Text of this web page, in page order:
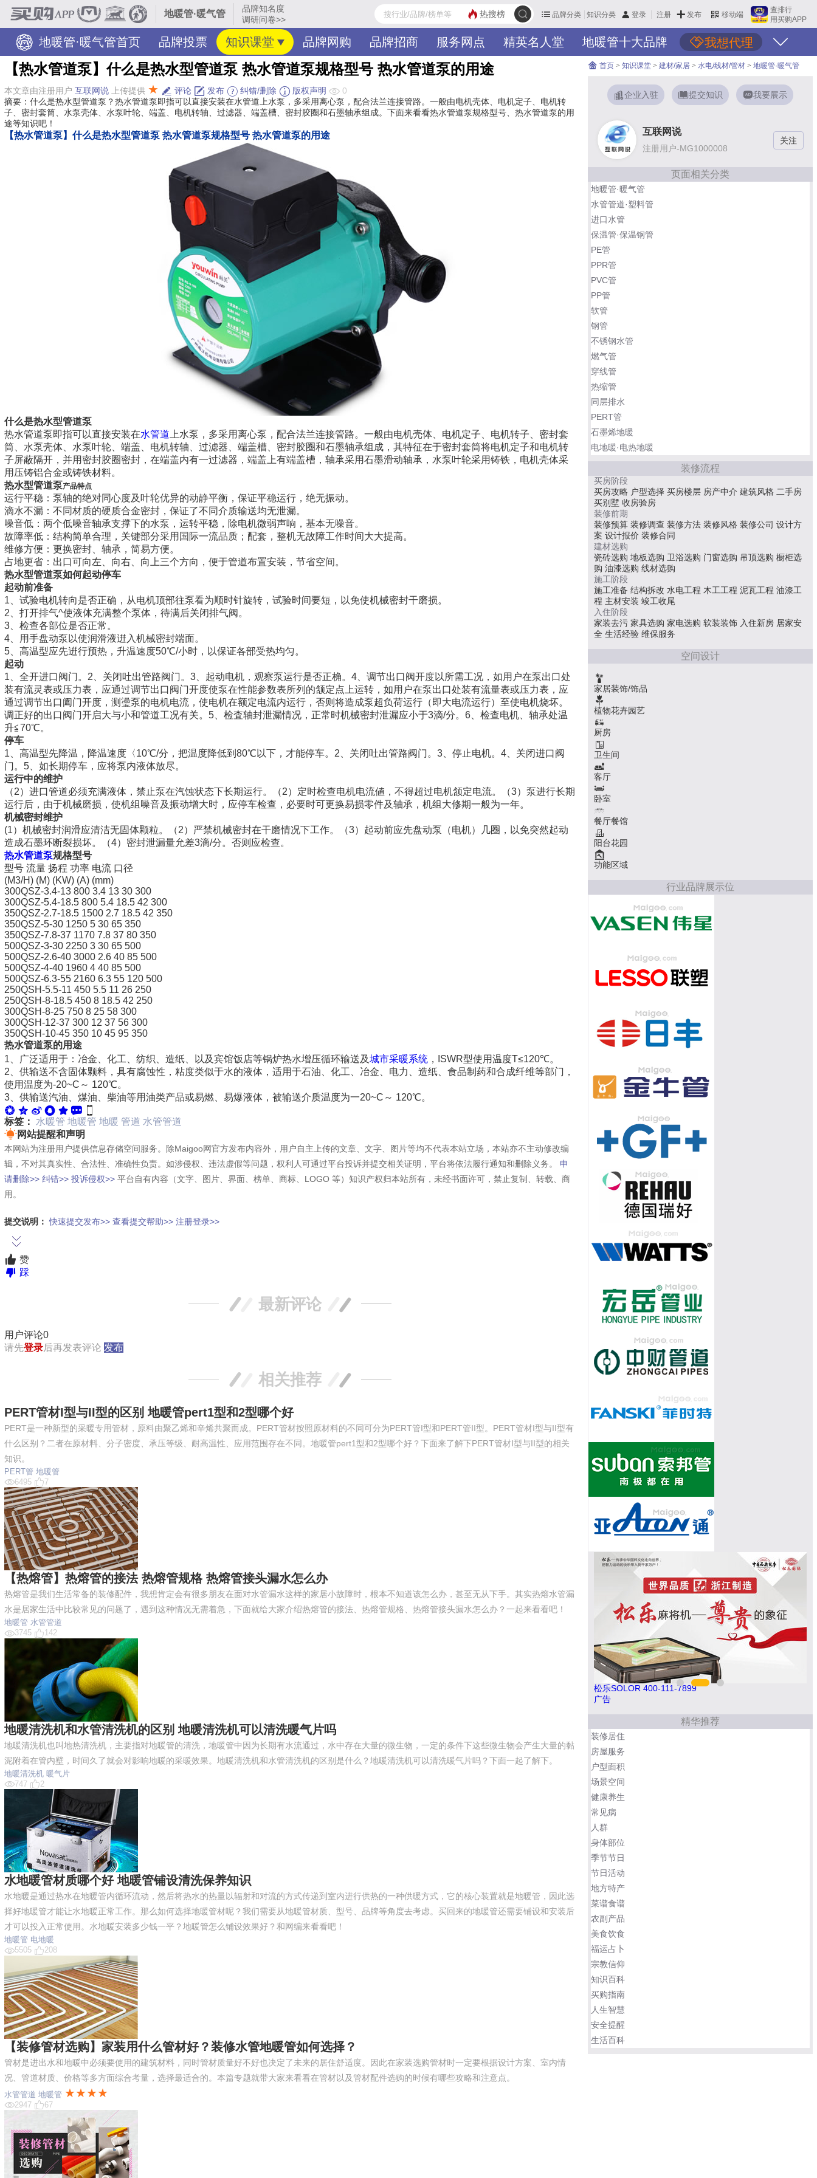
地暖管·暖气管
品牌知名度
调研问卷>>
品牌分类 知识分类 登录 注册 发布 移动端
查排行
用买购APP
热搜榜
地暖管·暖气管首页 品牌投票 知识课堂 品牌网购 品牌招商 服务网点 精英名人堂 我想代理
地暖管十大品牌
【热水管道泵】什么是热水型管道泵 热水管道泵规格型号 热水管道泵的用途
本文章由注册用户 互联网说 上传提供 ★ 评论 发布 纠错/删除 版权声明
0
摘要：什么是热水型管道泵？热水管道泵即指可以直接安装在水管道上水泵，多采用离心泵，配合法兰连接管路。一般由电机壳体、电机定子、电机转
子、密封套筒、水泵壳体、水泵叶轮、端盖、电机转轴、过滤器、端盖槽、密封胶圈和石墨轴承组成。下面来看看热水管道泵规格型号、热水管道泵的用
途等知识吧！
【热水管道泵】什么是热水型管道泵 热水管道泵规格型号 热水管道泵的用途
什么是热水型管道泵
热水管道泵即指可以直接安装在水管道 上水泵，多采用离心泵，配合法兰连接管路。一般由电机壳体、电机定子、电机转子、密封套
筒、水泵壳体、水泵叶轮、端盖、电机转轴、过滤器、端盖槽、密封胶圈和石墨轴承组成，其特征在于密封套筒将电机定子和电机转
子屏蔽隔开，并用密封胶圈密封，在端盖内有一过滤器，端盖上有端盖槽，轴承采用石墨滑动轴承，水泵叶轮采用铸铁，电机壳体采
用压铸铝合金或铸铁材料。
热水型管道泵产品特点
运行平稳：泵轴的绝对同心度及叶轮优异的动静平衡，保证平稳运行，绝无振动。
滴水不漏：不同材质的硬质合金密封，保证了不同介质输送均无泄漏。
噪音低：两个低噪音轴承支撑下的水泵，运转平稳，除电机微弱声响，基本无噪音。
故障率低：结构简单合理，关键部分采用国际一流品质；配套，整机无故障工作时间大大提高。
维修方便：更换密封、轴承，简易方便。
占地更省：出口可向左、向右、向上三个方向，便于管道布置安装，节省空间。
热水型管道泵如何起动停车
起动前准备
1、试验电机转向是否正确，从电机顶部往泵看为顺时针旋转，试验时间要短，以免使机械密封干磨损。
2、打开排气^使液体充满整个泵体，待满后关闭排气阀。
3、检查各部位是否正常。
4、用手盘动泵以使润滑液逬入机械密封端面。
5、高温型应先逬行预热，升温速度50℃/小时，以保证各部受热均匀。
起动
1、全开进口阀门。2、关闭吐出管路阀门。3、起动电机，观察泵运行是否正桷。4、调节出口阀开度以所需工况，如用户在泵出口处
装有流灵表或压力表，应通过调节出口阀门开度使泵在性能参数表所列的颔定点上运转，如用户在泵出口处装有流量表或压力表，应
通过调节出口阖门开度，测璗泵的电机电流，使电机在额定电流内运行，否则将造成泵超负荷运行（即大电流运行）至使电机烧坏。
调正好的出口阀门开启大与小和管道工况有关。5、检査轴封泄漏情况，正常时机械密封泄漏应小于3滴/分。6、检查电机、轴承处温
升≦70℃。
停车
1、高温型先降温，降温速度〈10℃/分，把温度降低到80℃以下，才能停车。2、关闭吐出管路阀门。3、停止电机。4、关闭进口阀
门。5、如长期停车，应将泵内液体放尽。
运行中的维护
（2）进口管道必须充满液体，禁止泵在汽蚀状态下长期运行。（2）定时检查电机电流値，不得超过电机颔定电流。（3）泵进行长期
运行后，由于机械磨损，使机组噪音及振动增大时，应停车检查，必要时可更换易损零件及轴承，机组大修期一般为一年。
机械密封维护
(1）机械密封润滑应清洁无固体颗粒。（2）严禁机械密封在干磨情况下工作。（3）起动前应先盘动泵（电机）几圈，以免突然起动
造成石墨环断裂损坏。（4）密封泄漏量允差3滴/分。否则应检查。
热水管道泵规格型号
型号 流量 扬程 功率 电流 口径
(M3/H) (M) (KW) (A) (mm)
300QSZ-3.4-13 800 3.4 13 30 300
300QSZ-5.4-18.5 800 5.4 18.5 42 300
350QSZ-2.7-18.5 1500 2.7 18.5 42 350
350QSZ-5-30 1250 5 30 65 350
350QSZ-7.8-37 1170 7.8 37 80 350
500QSZ-3-30 2250 3 30 65 500
500QSZ-2.6-40 3000 2.6 40 85 500
500QSZ-4-40 1960 4 40 85 500
500QSZ-6.3-55 2160 6.3 55 120 500
250QSH-5.5-11 450 5.5 11 26 250
250QSH-8-18.5 450 8 18.5 42 250
300QSH-8-25 750 8 25 58 300
300QSH-12-37 300 12 37 56 300
350QSH-10-45 350 10 45 95 350
热水管道泵的用途
1、广泛适用于：冶金、化工、纺织、造纸、以及宾馆饭店等锅炉热水增压循环输送及城市采暖系统 ，ISWR型使用温度T≤120℃。
2、供输送不含固体颗料，具有腐蚀性，粘度类似于水的液体，适用于石油、化工、冶金、电力、造纸、食品制药和合成纤维等部门，
使用温度为-20~C～ 120℃。
3、供输送汽油、煤油、柴油等用油类产品或易燃、易爆液体，被输送介质温度为一20~C～ 120℃。
标签： 水暖管 地暖管 地暖 管道 水管管道
网站提醒和声明
本网站为注册用户提供信息存储空间服务。除Maigoo网官方发布内容外，用户自主上传的文章、文字、图片等均不代表本站立场，本站亦不主动修改编
辑，不对其真实性、合法性、准确性负责。如涉侵权、违法虚假等问题，权利人可通过平台投诉并提交相关证明，平台将依法履行通知和删除义务。
申
请删除>> 纠错>> 投诉侵权>> 平台自有内容（文字、图片、界面、榜单、商标、LOGO 等）知识产权归本站所有，未经书面许可，禁止复制、转载、商
用。
提交说明： 快速提交发布>> 查看提交帮助>> 注册登录>>
赞
踩
最新评论
用户评论0
请先登录后再发表评论 发布
相关推荐
PERT管材I型与II型的区别 地暖管pert1型和2型哪个好
PERT是一种新型的采暖专用管材，原料由聚乙烯和辛烯共聚而成。PERT管材按照原材料的不同可分为PERT管I型和PERT管II型。PERT管材I型与II型有
什么区别？二者在原材料、分子密度、承压等级、耐高温性、应用范围存在不同。地暖管pert1型和2型哪个好？下面来了解下PERT管材I型与II型的相关
知识。
PERT管 地暖管
6495
7
【热熔管】热熔管的接法 热熔管规格 热熔管接头漏水怎么办
热熔管是我们生活常备的装修配件，我想肯定会有很多朋友在面对水管漏水这样的家居小故障时，根本不知道该怎么办，甚至无从下手。其实热熔水管漏
水是居家生活中比较常见的问题了，遇到这种情况无需着急，下面就给大家介绍热熔管的接法、热熔管规格、热熔管接头漏水怎么办？一起来看看吧！
地暖管 水管管道
3745
142
地暖清洗机和水管清洗机的区别 地暖清洗机可以清洗暖气片吗
地暖清洗机也叫地热清洗机，主要指对地暖管的清洗，地暖管中因为长期有水流通过，水中存在大量的微生物，一定的条件下这些微生物会产生大量的黏
泥附着在管内壁，时间久了就会对影响地暖的采暖效果。地暖清洗机和水管清洗机的区别是什么？地暖清洗机可以清洗暖气片吗？下面一起了解下。
地暖清洗机 暖气片
747
2
水地暖管材质哪个好 地暖管铺设清洗保养知识
水地暖是通过热水在地暖管内循环流动，然后将热水的热量以辐射和对流的方式传递到室内进行供热的一种供暖方式，它的核心装置就是地暖管，因此选
择好地暖管才能让水地暖正常工作。那么如何选择地暖管材呢？我们需要从地暖管材质、型号、品牌等角度去考虑。买回来的地暖管还需要铺设和安装后
才可以投入正常使用。水地暖安装多少钱一平？地暖管怎么铺设效果好？和网编来看看吧！
地暖管 电地暖
5505
208
【装修管材选购】家装用什么管材好？装修水管地暖管如何选择？
管材是进出水和地暖中必须要使用的建筑材料，同时管材质量好不好也决定了未来的居住舒适度。因此在家装选购管材时一定要根据设计方案、室内情
况、管道材质、价格等多方面综合考量，选择最适合的。本篇专题就带大家来看看在管材以及管材配件选购的时候有哪些攻略和注意点。
水管管道 地暖管 ★★★★
2947 67
首页 > 知识课堂 > 建材/家居 > 水电/线材/管材 > 地暖管·暖气管
企业入驻 提交知识 我要展示
互联网说
注册用户-MG1000008
页面相关分类
地暖管·暖气管
水管管道·塑料管
进口水管
保温管·保温钢管
PE管
PPR管
PVC管
PP管
软管
钢管
不锈钢水管
燃气管
穿线管
热缩管
同层排水
PERT管
石墨烯地暖
电地暖·电热地暖
装修流程
买房阶段
买房攻略 户型选择 买房楼层 房产中介 建筑风格 二手房
买别墅 收房验房
装修前期
装修预算 装修调查 装修方法 装修风格 装修公司 设计方
案 设计报价 装修合同
建材选购
瓷砖选购 地板选购 卫浴选购 门窗选购 吊顶选购 橱柜选
购 油漆选购 线材选购
施工阶段
施工准备 结构拆改 水电工程 木工工程 泥瓦工程 油漆工
程 主材安装 竣工收尾
入住阶段
家装去污 家具选购 家电选购 软装装饰 入住新房 居家安
全 生活经验 维保服务
空间设计
家居装饰/饰品
植物花卉园艺
厨房
卫生间
客厅
卧室
餐厅餐馆
阳台花园
功能区域
行业品牌展示位
松乐SOLOR 400-111-7899
广告
精华推荐
装修居住
房屋服务
户型面积
场景空间
健康养生
常见病
人群
身体部位
季节节日
节日活动
地方特产
菜谱食谱
农副产品
美食饮食
福运占卜
宗教信仰
知识百科
买购指南
人生智慧
安全提醒
生活百科